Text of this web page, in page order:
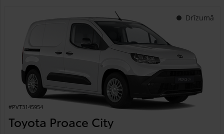
Drīzumā
#PVT3145954
Toyota Proace City